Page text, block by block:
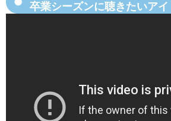
卒業シーズンに聴きたいア